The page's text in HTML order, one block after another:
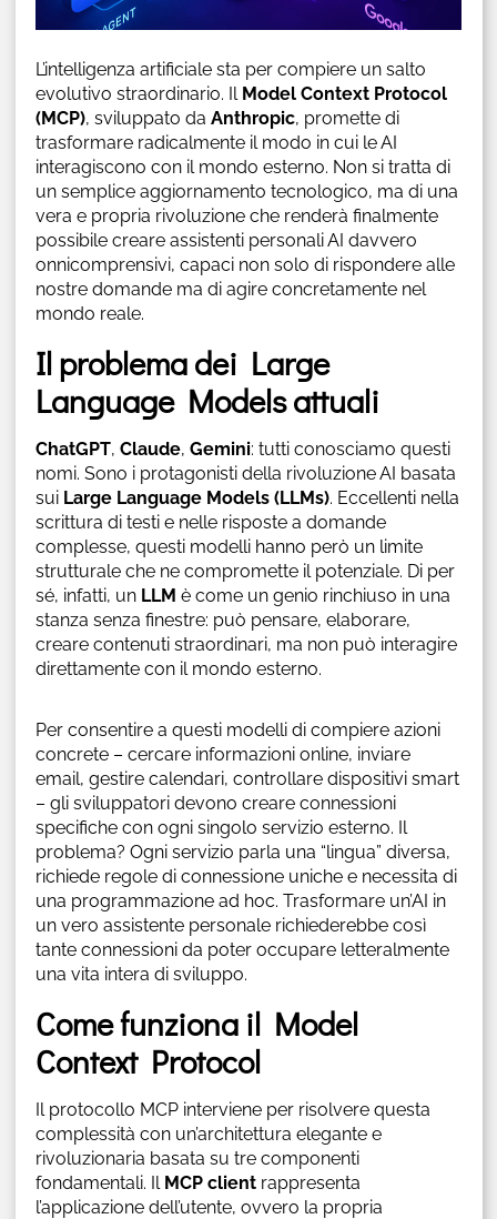
L’intelligenza artificiale sta per compiere un salto
evolutivo straordinario. Il Model Context Protocol
(MCP), sviluppato da Anthropic, promette di
trasformare radicalmente il modo in cui le AI
interagiscono con il mondo esterno. Non si tratta di
un semplice aggiornamento tecnologico, ma di una
vera e propria rivoluzione che renderà finalmente
possibile creare assistenti personali AI davvero
onnicomprensivi, capaci non solo di rispondere alle
nostre domande ma di agire concretamente nel
mondo reale.
Il problema dei Large
Language Models attuali
ChatGPT, Claude, Gemini: tutti conosciamo questi
nomi. Sono i protagonisti della rivoluzione AI basata
sui Large Language Models (LLMs). Eccellenti nella
scrittura di testi e nelle risposte a domande
complesse, questi modelli hanno però un limite
strutturale che ne compromette il potenziale. Di per
sé, infatti, un LLM è come un genio rinchiuso in una
stanza senza finestre: può pensare, elaborare,
creare contenuti straordinari, ma non può interagire
direttamente con il mondo esterno.
Per consentire a questi modelli di compiere azioni
concrete – cercare informazioni online, inviare
email, gestire calendari, controllare dispositivi smart
– gli sviluppatori devono creare connessioni
specifiche con ogni singolo servizio esterno. Il
problema? Ogni servizio parla una “lingua” diversa,
richiede regole di connessione uniche e necessita di
una programmazione ad hoc. Trasformare un’AI in
un vero assistente personale richiederebbe così
tante connessioni da poter occupare letteralmente
una vita intera di sviluppo.
Come funziona il Model
Context Protocol
Il protocollo MCP interviene per risolvere questa
complessità con un’architettura elegante e
rivoluzionaria basata su tre componenti
fondamentali. Il MCP clientrappresenta
l’applicazione dell’utente, ovvero la propria